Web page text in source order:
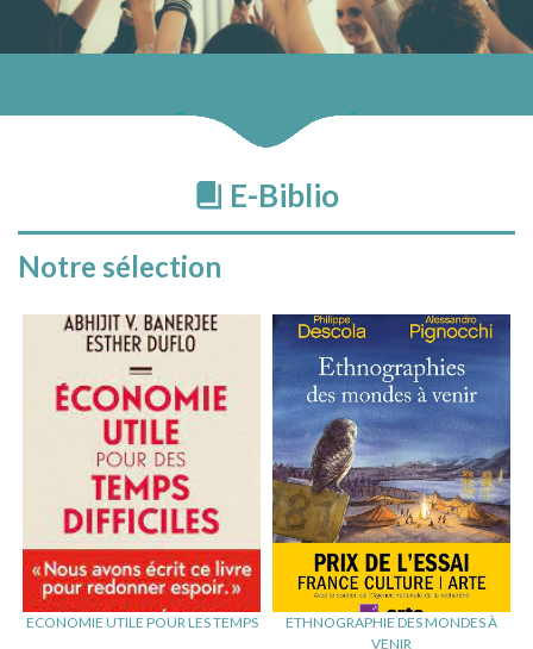
E-Biblio
Notre sélection
ECONOMIE UTILE POUR LES TEMPS
ETHNOGRAPHIE DES MONDES À
VENIR